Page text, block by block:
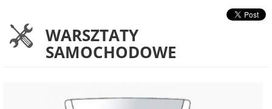
WARSZTATY
SAMOCHODOWE